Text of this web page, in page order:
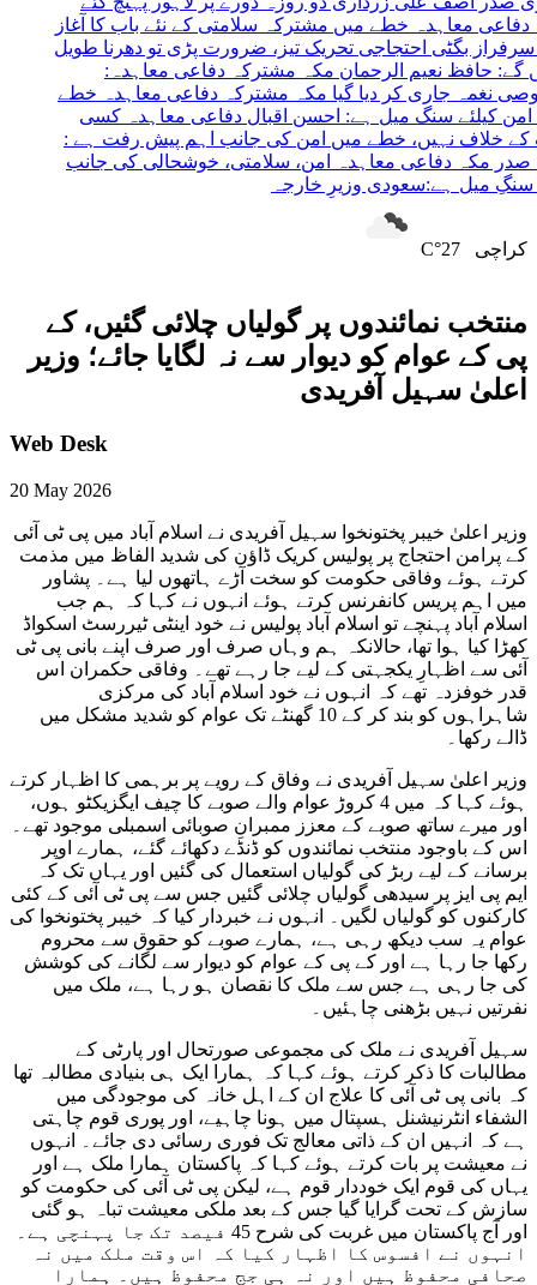
خطے میں مشترکہ سلامتی کے نئے باب کا آغاز
احتجاجی تحریک تیز، ضرورت پڑی تو دھرنا طویل
نعیم الرحمان
مکہ مشترکہ دفاعی معاہدہ:
کر دیا گیامکہ مشترکہ دفاعی معاہدہ خطے
سنگ میل ہے: احسن اقبالدفاعی معاہدہ کسی
نہیں، خطے میں امن کی جانب اہم پیش رفت ہے :
دفاعی معاہدہ امن، سلامتی، خوشحالی کی جانب
ہے:سعودی وزیرِ خارجہ
کراچی 27°C
منتخب نمائندوں پر گولیاں چلائی گئیں، کے
پی کے عوام کو دیوار سے نہ لگایا جائے؛ وزیر
اعلیٰ سہیل آفریدی
Web Desk
20 May 2026
وزیر اعلیٰ خیبر پختونخوا سہیل آفریدی نے اسلام آباد میں پی ٹی آئی
کے پرامن احتجاج پر پولیس کریک ڈاؤن کی شدید الفاظ میں مذمت
کرتے ہوئے وفاقی حکومت کو سخت آڑے ہاتھوں لیا ہے۔ پشاور
میں اہم پریس کانفرنس کرتے ہوئے انہوں نے کہا کہ ہم جب
اسلام آباد پہنچے تو اسلام آباد پولیس نے خود اینٹی ٹیررسٹ اسکواڈ
کھڑا کیا ہوا تھا، حالانکہ ہم وہاں صرف اور صرف اپنے بانی پی ٹی
آئی سے اظہارِ یکجہتی کے لیے جا رہے تھے۔ وفاقی حکمران اس
قدر خوفزدہ تھے کہ انہوں نے خود اسلام آباد کی مرکزی
شاہراہوں کو بند کر کے 10 گھنٹے تک عوام کو شدید مشکل میں
ڈالے رکھا۔
وزیر اعلیٰ سہیل آفریدی نے وفاق کے رویے پر برہمی کا اظہار کرتے
ہوئے کہا کہ میں 4 کروڑ عوام والے صوبے کا چیف ایگزیکٹو ہوں،
اور میرے ساتھ صوبے کے معزز ممبرانِ صوبائی اسمبلی موجود تھے۔
اس کے باوجود منتخب نمائندوں کو ڈنڈے دکھائے گئے، ہمارے اوپر
برسانے کے لیے ربڑ کی گولیاں استعمال کی گئیں اور یہاں تک کہ
ایم پی ایز پر سیدھی گولیاں چلائی گئیں جس سے پی ٹی آئی کے کئی
کارکنوں کو گولیاں لگیں۔ انہوں نے خبردار کیا کہ خیبر پختونخوا کی
عوام یہ سب دیکھ رہی ہے، ہمارے صوبے کو حقوق سے محروم
رکھا جا رہا ہے اور کے پی کے عوام کو دیوار سے لگانے کی کوشش
کی جا رہی ہے جس سے ملک کا نقصان ہو رہا ہے، ملک میں
نفرتیں نہیں بڑھنی چاہئیں۔
سہیل آفریدی نے ملک کی مجموعی صورتحال اور پارٹی کے
مطالبات کا ذکر کرتے ہوئے کہا کہ ہمارا ایک ہی بنیادی مطالبہ تھا
کہ بانی پی ٹی آئی کا علاج ان کے اہل خانہ کی موجودگی میں
الشفاء انٹرنیشنل ہسپتال میں ہونا چاہیے، اور پوری قوم چاہتی
ہے کہ انہیں ان کے ذاتی معالج تک فوری رسائی دی جائے۔ انہوں
نے معیشت پر بات کرتے ہوئے کہا کہ پاکستان ہمارا ملک ہے اور
یہاں کی قوم ایک خوددار قوم ہے، لیکن پی ٹی آئی کی حکومت کو
سازش کے تحت گرایا گیا جس کے بعد ملکی معیشت تباہ ہو گئی
اور آج پاکستان میں غربت کی شرح 45 فیصد تک جا پہنچی ہے۔
انہوں نے افسوس کا اظہار کیا کہ اس وقت ملک میں نہ
صحافی محفوظ ہیں اور نہ ہی جج محفوظ ہیں۔ ہمارا